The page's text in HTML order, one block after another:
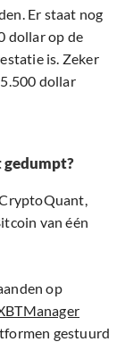
Er staat nog
dollar op de
is. Zeker
dollar
gedumpt?
van één
op
gestuurd